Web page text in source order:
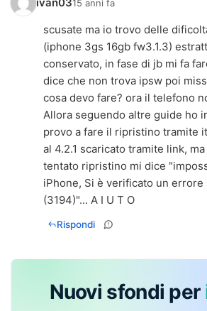
15 anni fa
scusate ma io trovo delle
(iphone 3gs 16gb fw3.1.3)
conservato, in fase di jb mi fa
dice che non trova ipsw poi
cosa devo fare? ora il telefono
Allora seguendo altre guide ho
provo a fare il ripristino tramite
al 4.2.1 scaricato tramite link,
tentato ripristino mi dice
iPhone, Si è verificato un errore
(3194)"... A I U T O
Rispondi
Nuovi sfondi per